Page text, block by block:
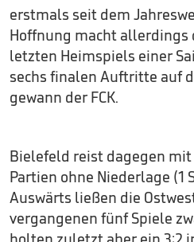
erstmals seit dem
Hoffnung macht allerdings
letzten Heimspiels einer
sechs finalen Auftritte auf
gewann der FCK.
Bielefeld reist dagegen mit
Partien ohne Niederlage (1
Auswärts ließen die
vergangenen fünf Spiele